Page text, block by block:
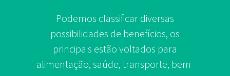
Podemos classificar diversas
possibilidades de benefícios, os
principais estão voltados para
alimentação, saúde, transporte, bem-